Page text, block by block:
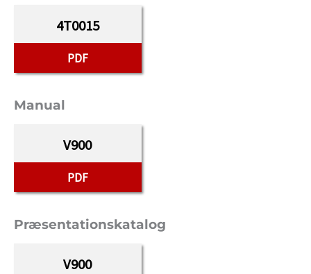
4T0015
PDF
Manual
V900
PDF
Præsentationskatalog
V900